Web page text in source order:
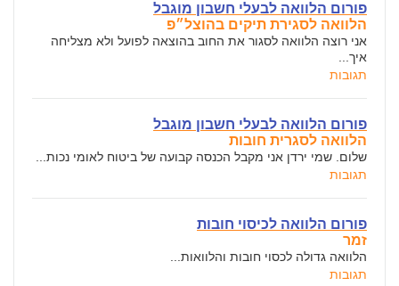
פורום הלוואה לבעלי חשבון מוגבל
הלוואה לסגירת תיקים בהוצל״פ
אני רוצה הלוואה לסגור את החוב בהוצאה לפועל ולא מצליחה
איך...
תגובות
פורום הלוואה לבעלי חשבון מוגבל
הלוואה לסגרית חובות
שלום. שמי ירדן אני מקבל הכנסה קבועה של ביטוח לאומי נכות...
תגובות
פורום הלוואה לכיסוי חובות
זמר
הלוואה גדולה לכסוי חובות והלוואות...
תגובות